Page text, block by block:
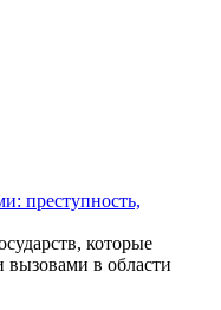
преступность,
которые
вызовами в области